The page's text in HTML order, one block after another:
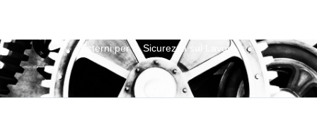
Esterni per la Sicurezza sul Lavoro